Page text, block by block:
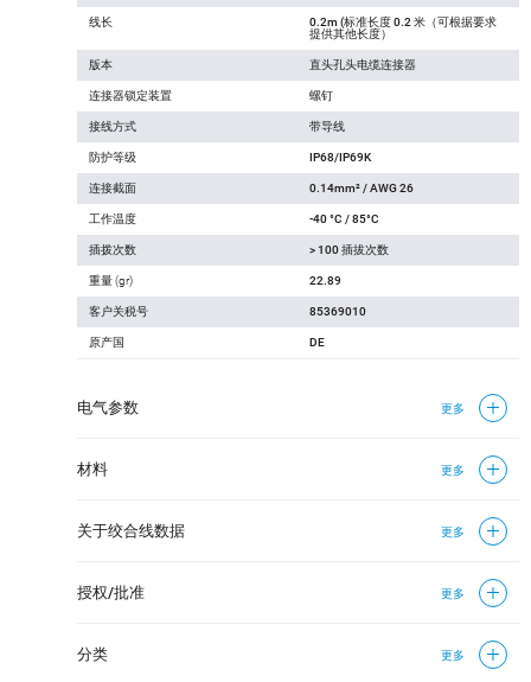
线长
0.2m (标准长度 0.2 米（可根据要求
提供其他长度）
版本 直头孔头电缆连接器
连接器锁定装置 螺钉
接线方式 带导线
防护等级 IP68/IP69K
连接截面 0.14mm² / AWG 26
工作温度 -40 °C / 85°C
插拨次数 > 100 插拔次数
重量 (gr) 22.89
客户关税号 85369010
原产国 DE
电气参数 更多
材料 更多
关于绞合线数据 更多
授权/批准 更多
分类 更多